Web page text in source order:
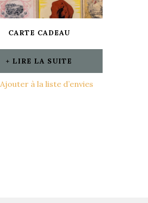
CARTE CADEAU
LIRE LA SUITE
Ajouter à la liste d’envies